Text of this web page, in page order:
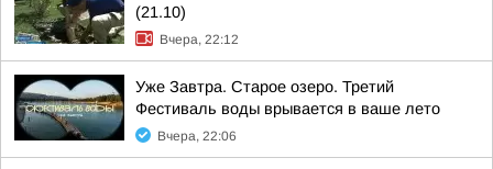
(21.10)
Вчера, 22:12
Уже Завтра. Старое озеро. Третий
Фестиваль воды врывается в ваше лето
Вчера, 22:06